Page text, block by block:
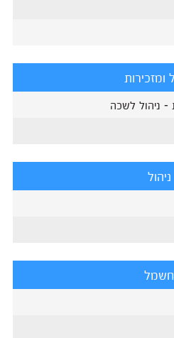
ומזכירות
- ניהול לשכה
ניהול
חשמל